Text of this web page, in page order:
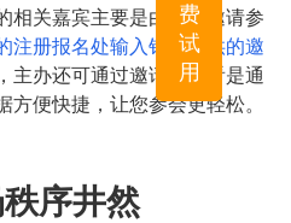
费
试
用
相关嘉宾主要是由销售邀请参
注册报名处输入销售提供的邀
，主办还可通过邀请码查看是通
便快捷，让您参会更轻松。
序井然